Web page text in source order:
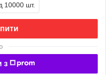
10000 шт.
з